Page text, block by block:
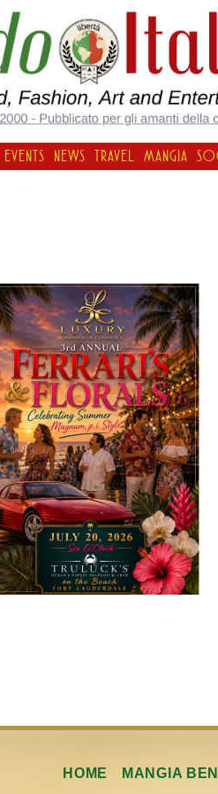
EVENTS NEWS TRAVEL MANGIA
HOME MANGIA